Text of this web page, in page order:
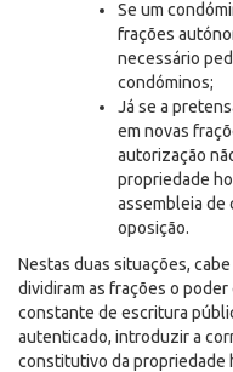
Se um
frações
necessário
condóminos;
Já se a
em novas
autorização
propriedade
assembleia de
oposição.
Nestas duas situações,
dividiram as frações o
constante de escritura
autenticado, introduzir a
constitutivo da propriedade